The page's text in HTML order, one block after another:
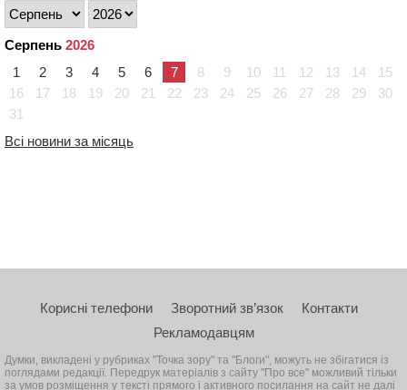
Серпень 2026
1
2 3 4 5 6 7 8 9 10 11 12 13 14
15
16
17 18 19 20 21 22 23 24 25 26 27 28 29
30
31
Всі новини за місяць
Корисні телефони Зворотний зв’язок
Контакти
Рекламодавцям
Думки, викладені у рубриках "Точка зору" та "Блоги", можуть не збігатися із
поглядами редакції. Передрук матеріалів з сайту "Про все" можливий тільки
за умов розміщення у тексті прямого і активного посилання на сайт не далі